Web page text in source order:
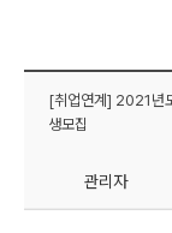
[취업연계] 2021년
생모집
관리자